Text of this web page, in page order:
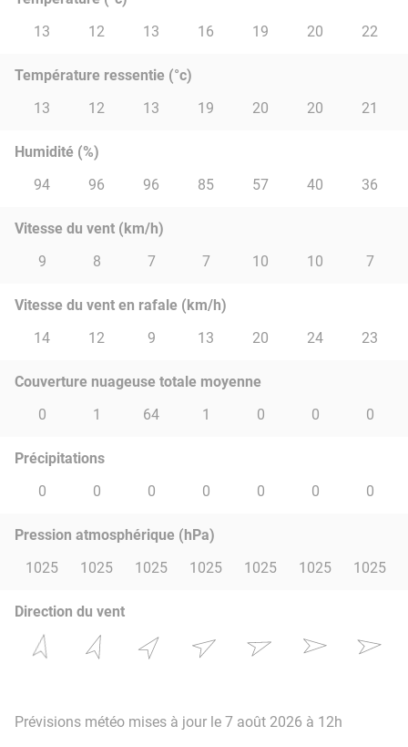
13
12 13 16 19 20 22
Température ressentie (°c)
13
12 13 19 20 20 21
Humidité (%)
94
96 96 85 57 40 36
Vitesse du vent (km/h)
9
8 7 7 10 10 7
Vitesse du vent en rafale (km/h)
14
12 9 13 20 24 23
Couverture nuageuse totale moyenne
0
1 64 1 0 0 0
Précipitations
0
0 0 0 0 0 0
Pression atmosphérique (hPa)
1025
1025 1025 1025 1025 1025 1025
Direction du vent
Prévisions météo mises à jour le 7 août 2026 à 12h